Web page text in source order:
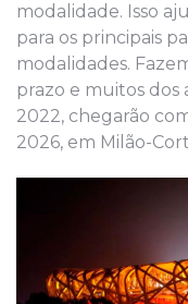
modalidade. Isso
para os principais
modalidades.
prazo e muitos
2022, chegarão
2026, em Milão-